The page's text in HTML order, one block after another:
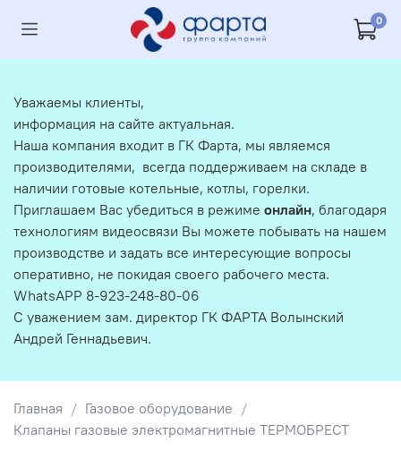
0
Главная
Газовое оборудование
Клапаны газовые электромагнитные ТЕРМОБРЕСТ
Уважаемы клиенты,
информация на сайте актуальная.
Наша компания входит в ГК Фарта, мы являемся
производителями, всегда поддерживаем на складе в
наличии готовые котельные, котлы, горелки.
Приглашаем Вас убедиться в режиме онлайн, благодаря
технологиям видеосвязи Вы можете побывать на нашем
производстве и задать все интересующие вопросы
оперативно, не покидая своего рабочего места.
WhatsAPP 8-923-248-80-06
С уважением зам. директор ГК ФАРТА Волынский
Андрей Геннадьевич.